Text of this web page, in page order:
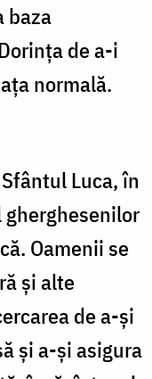
baza
de a-i
normală.
Luca, în
Oamenii se
și alte
de a-și
și a-și asigura